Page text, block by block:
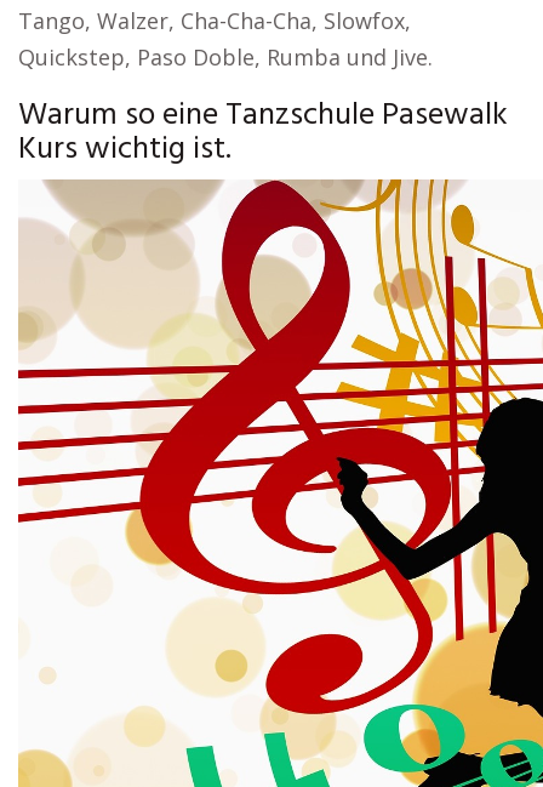
Tango, Walzer, Cha-Cha-Cha, Slowfox,
Quickstep, Paso Doble, Rumba und Jive.
Warum so eine Tanzschule Pasewalk
Kurs wichtig ist.